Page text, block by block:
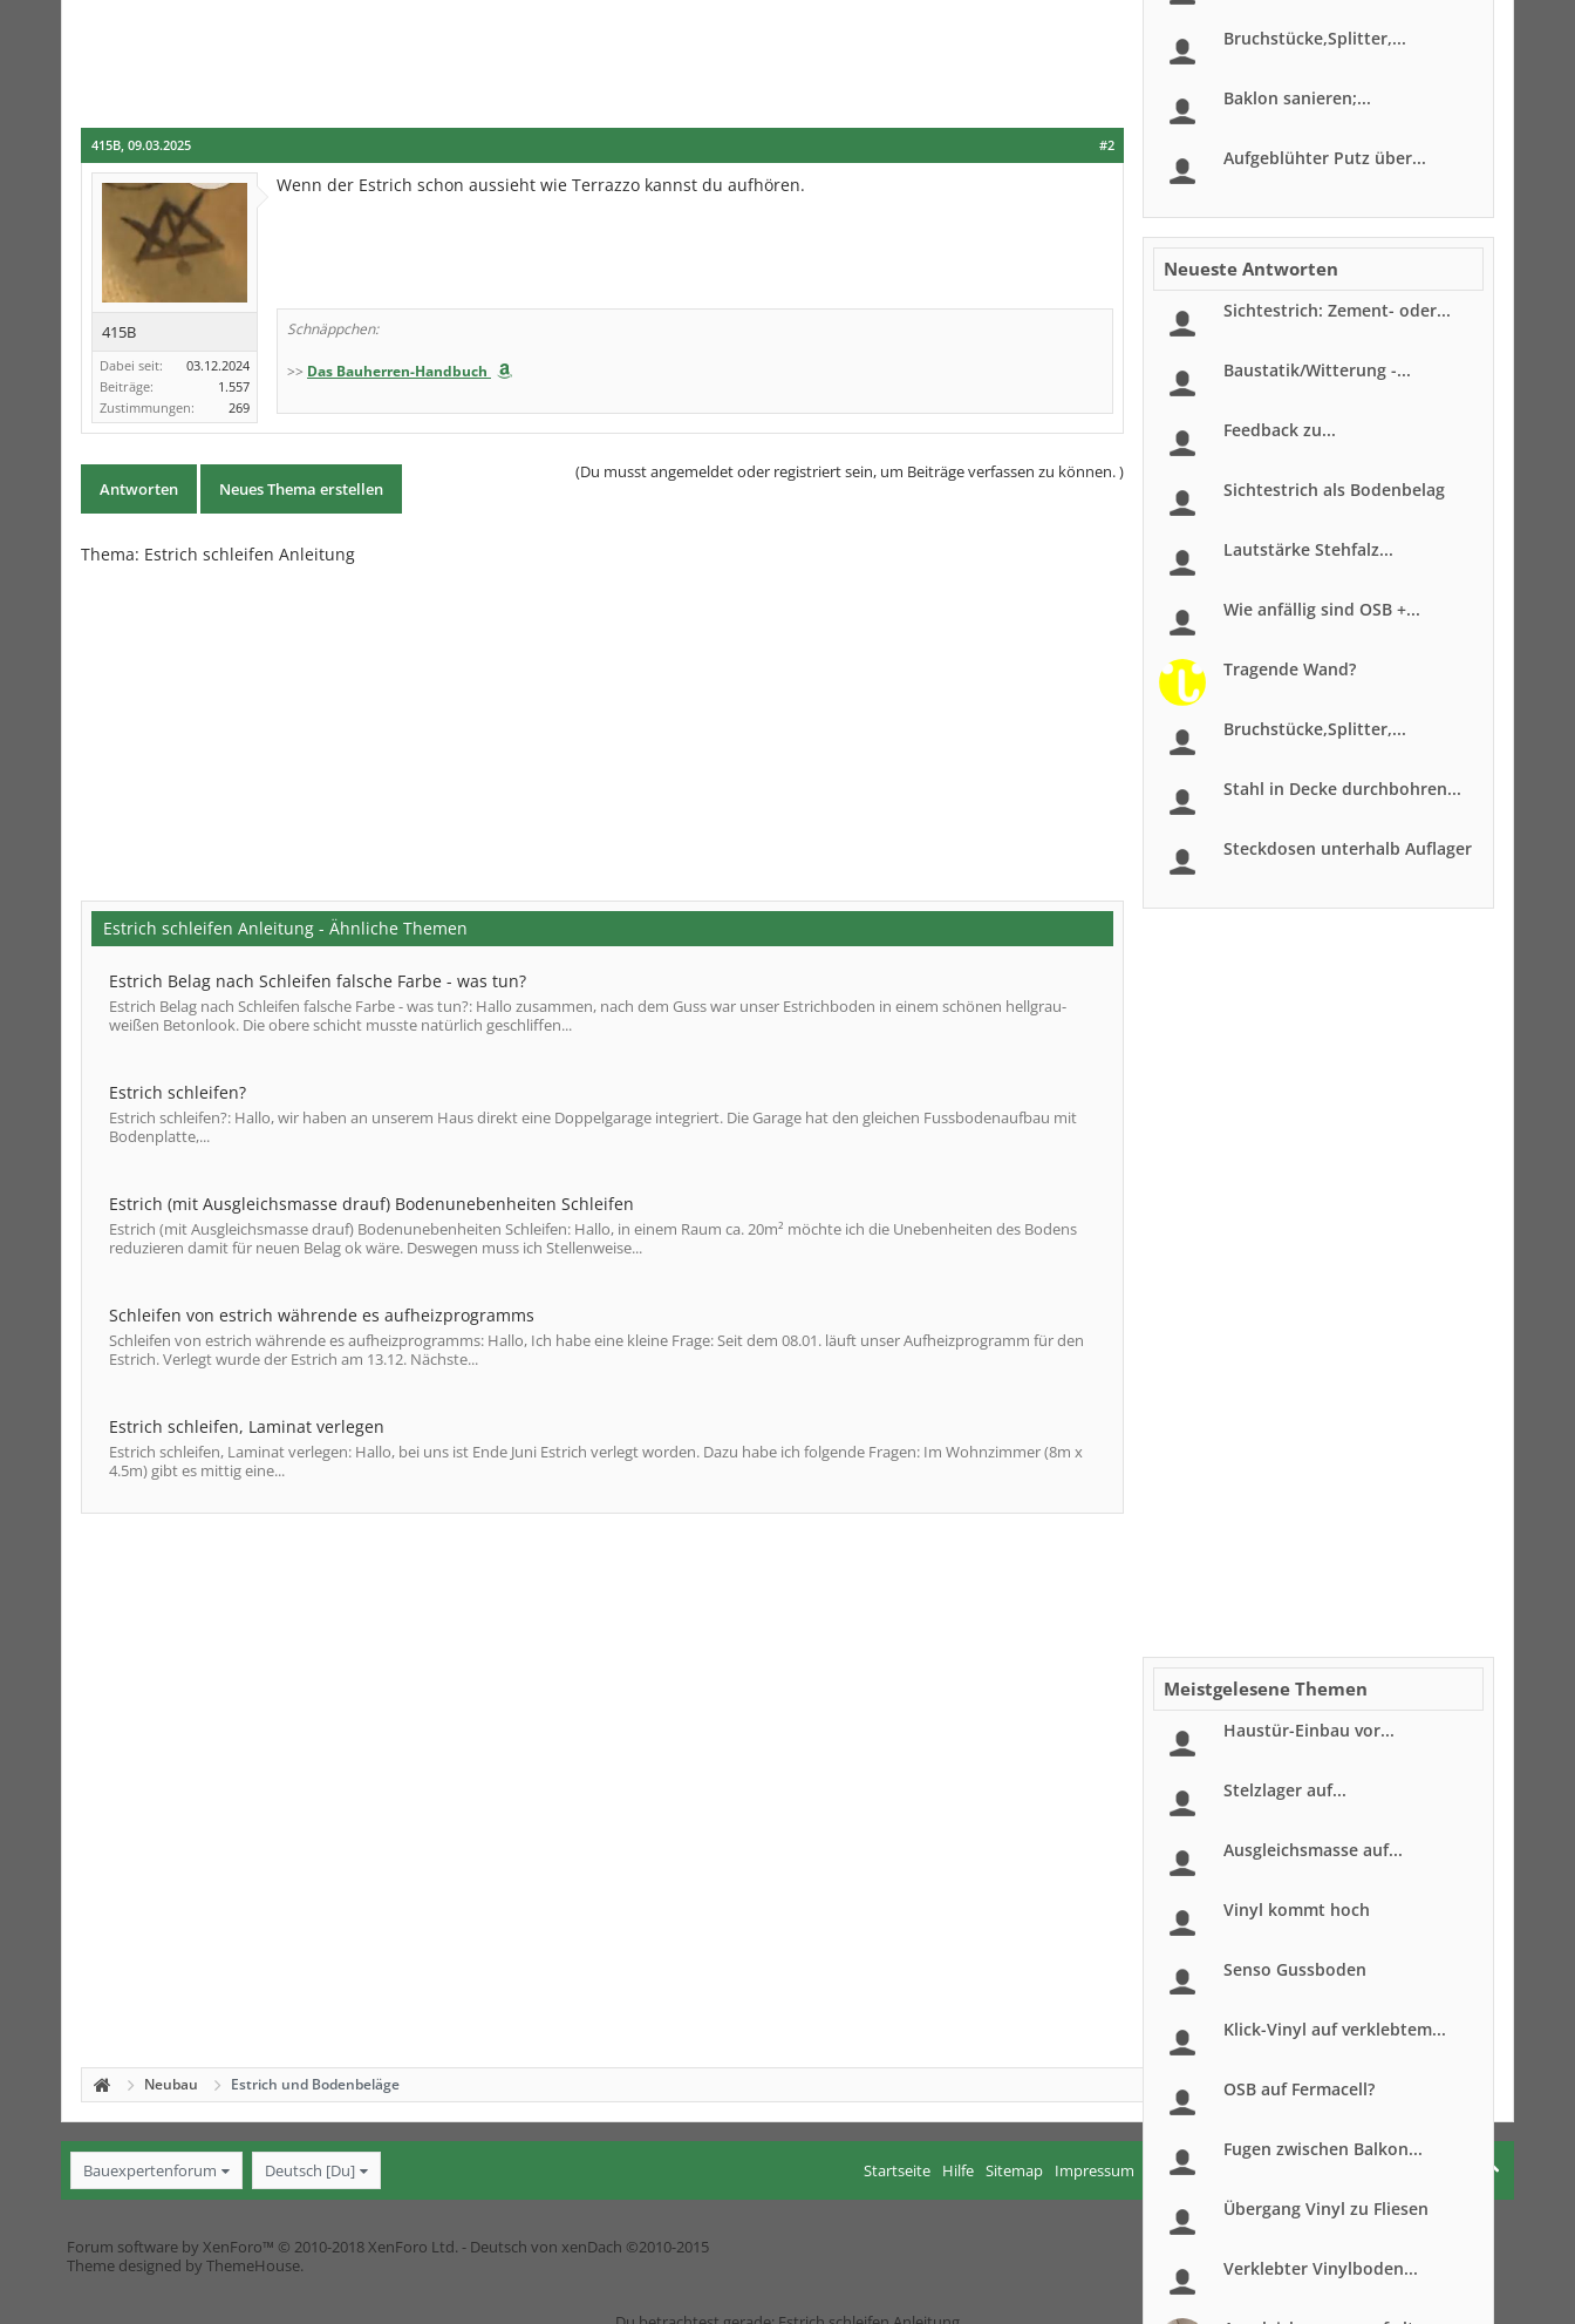
#2
415B, 09.03.2025
415B
Dabei seit:
03.12.2024
Beiträge:
1.557
Zustimmungen:
269
Wenn der Estrich schon aussieht wie Terrazzo kannst du aufhören.
Schnäppchen:
>> Das Bauherren-Handbuch
Antworten Neues Thema erstellen
(Du musst angemeldet oder registriert sein, um Beiträge verfassen zu können. )
Thema: Estrich schleifen Anleitung
Estrich schleifen Anleitung - Ähnliche Themen
Estrich Belag nach Schleifen falsche Farbe - was tun?
Estrich Belag nach Schleifen falsche Farbe - was tun?: Hallo zusammen, nach dem Guss war unser Estrichboden in einem schönen hellgrau-
weißen Betonlook. Die obere schicht musste natürlich geschliffen...
Estrich schleifen?
Estrich schleifen?: Hallo, wir haben an unserem Haus direkt eine Doppelgarage integriert. Die Garage hat den gleichen Fussbodenaufbau mit
Bodenplatte,...
Estrich (mit Ausgleichsmasse drauf) Bodenunebenheiten Schleifen
Estrich (mit Ausgleichsmasse drauf) Bodenunebenheiten Schleifen: Hallo, in einem Raum ca. 20m² möchte ich die Unebenheiten des Bodens
reduzieren damit für neuen Belag ok wäre. Deswegen muss ich Stellenweise...
Schleifen von estrich währende es aufheizprogramms
Schleifen von estrich währende es aufheizprogramms: Hallo, Ich habe eine kleine Frage: Seit dem 08.01. läuft unser Aufheizprogramm für den
Estrich. Verlegt wurde der Estrich am 13.12. Nächste...
Estrich schleifen, Laminat verlegen
Estrich schleifen, Laminat verlegen: Hallo, bei uns ist Ende Juni Estrich verlegt worden. Dazu habe ich folgende Fragen: Im Wohnzimmer (8m x
4.5m) gibt es mittig eine...
Bruchstücke,Splitter,...
Baklon sanieren;...
Aufgeblühter Putz über...
Neueste Antworten
Sichtestrich: Zement- oder...
Baustatik/Witterung -...
Feedback zu...
Sichtestrich als Bodenbelag
Lautstärke Stehfalz...
Wie anfällig sind OSB +...
Tragende Wand?
Bruchstücke,Splitter,...
Stahl in Decke durchbohren...
Steckdosen unterhalb Auflager
Meistgelesene Themen
Haustür-Einbau vor...
Stelzlager auf...
Ausgleichsmasse auf...
Vinyl kommt hoch
Senso Gussboden
Klick-Vinyl auf verklebtem...
OSB auf Fermacell?
Fugen zwischen Balkon...
Übergang Vinyl zu Fliesen
Verklebter Vinylboden...
Neubau Estrich und Bodenbeläge
Bauexpertenforum Deutsch [Du] Startseite Hilfe Sitemap Impressum Nutzungsbedingungen
Forum software by XenForo™ © 2010-2018 XenForo Ltd. - Deutsch von xenDach ©2010-2015
Theme designed by ThemeHouse.